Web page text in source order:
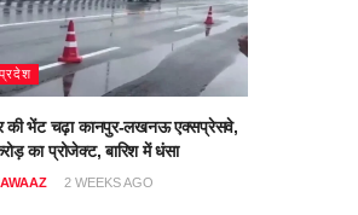
की भेंट चढ़ा कानपुर-लखनऊ एक्सप्रेसवे,
का प्रोजेक्ट, बारिश में धंसा
2 WEEKS AGO